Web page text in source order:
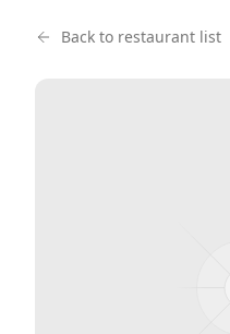
Back to restaurant list